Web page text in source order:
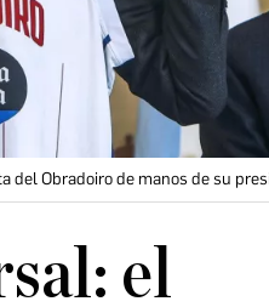
del Obradoiro de manos de su
el